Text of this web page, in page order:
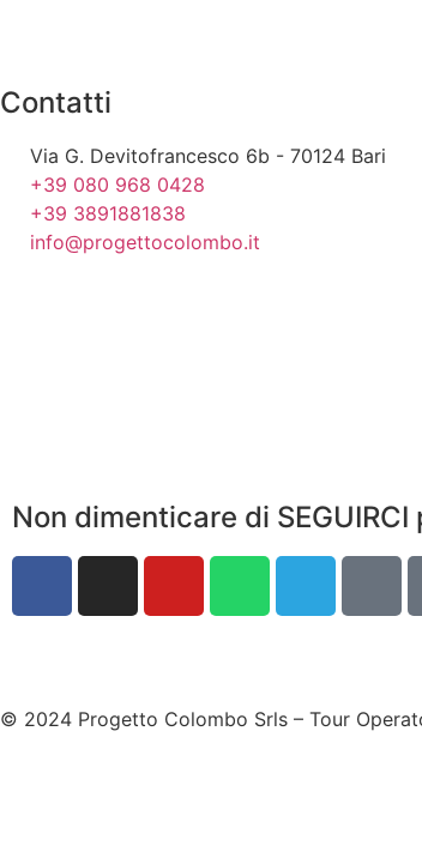
Contatti
Via G. Devitofrancesco 6b - 70124 Bari
+39 080 968 0428
+39 3891881838
info@progettocolombo.it
Non dimenticare di
© 2024 Progetto Colombo Srls – Tour